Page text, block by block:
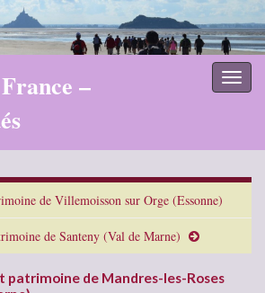
–
de Villemoisson sur Orge (Essonne)
de Santeny (Val de Marne)
patrimoine de Mandres-les-Roses